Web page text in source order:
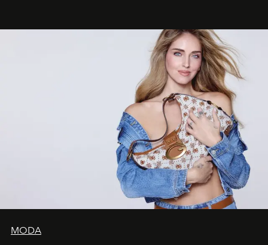
unsurlarından biri olarak öne çıkıyor.
MODA